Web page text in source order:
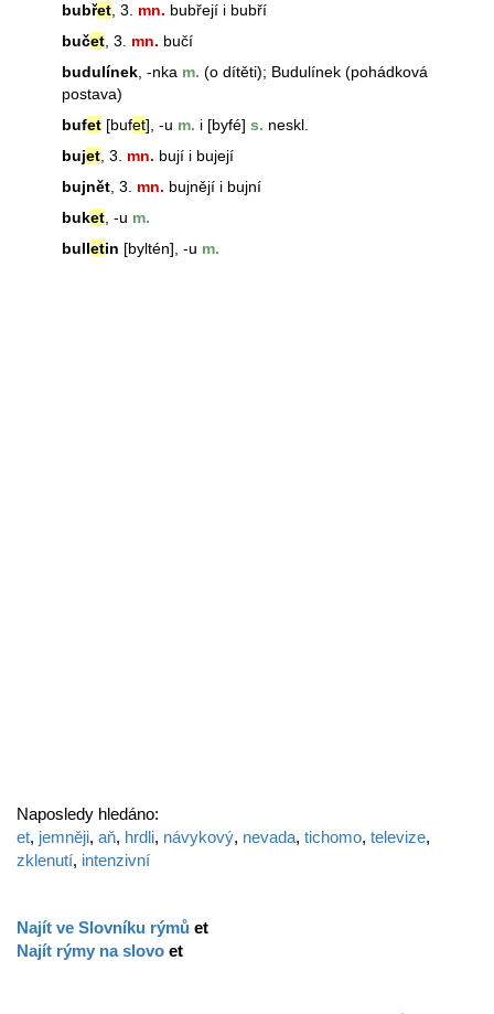
bubřet , 3. mn. bubřejí i bubří
bučet , 3. mn. bučí
budulínek , -nka m. (o dítěti); Budulínek (pohádková
postava)
bufet [bufet], -u m. i [byfé] s. neskl.
bujet , 3. mn. bují i bujejí
bujnět , 3. mn. bujnějí i bujní
buket , -u m.
bulletin [byltén], -u m.
Naposledy hledáno:
et, jemněji, aň, hrdli, návykový, nevada, tichomo, televize,
zklenutí, intenzivní
Najít ve Slovníku rýmů et
Najít rýmy na slovo et